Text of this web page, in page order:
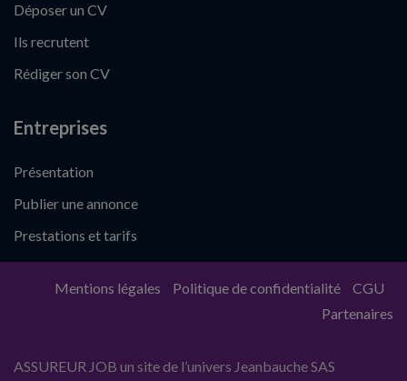
Déposer un CV
Ils recrutent
Rédiger son CV
Entreprises
Présentation
Publier une annonce
Prestations et tarifs
ASSUREUR JOB un site de l’univers Jeanbauche SAS
Mentions légales Politique de confidentialité
CGU
Partenaires